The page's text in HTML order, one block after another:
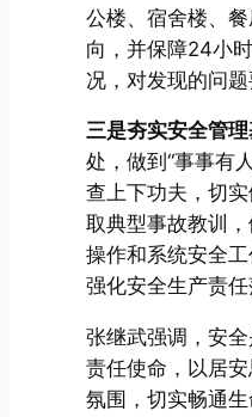
公楼、宿舍楼、
向，并保障24小
况，对发现的问
三是夯实安全管理
处，做到“事事有
查上下功夫，切
取典型事故教训
操作和系统安全
强化安全生产责
张继武强调，安
责任使命，以居
氛围，切实畅通